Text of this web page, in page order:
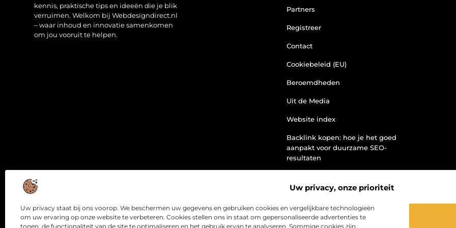
Uw privacy, onze prioriteit
Uw privacy staat bij ons voorop. We beschermen uw gegevens en gebruiken cookies en vergelijkbare technologieën
om uw ervaring op onze website te verbeteren. Cookies stellen ons in staat om gepersonaliseerde advertenties te
tonen, de functionaliteit van de site te optimaliseren en het gebruik ervan te analyseren. Sommige cookies zijn
kennis, praktische tips en ideeën die je blik
verruimen. Welkom bij Webdesigndirect.nl
– waar inhoud en innovatie samenkomen
om jou vooruit te helpen.
Partners
Registreer
Contact
Cookiebeleid (EU)
Beroemdheden
Uit de Media
Website index
Backlink kopen: hoe je het goed
aanpakt voor duurzame SEO-
resultaten
website? Ontdek hoe jij van je site